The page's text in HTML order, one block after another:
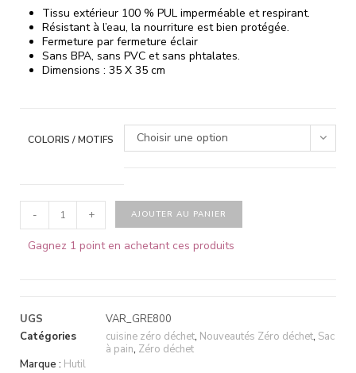
Tissu extérieur 100 % PUL imperméable et respirant.
Résistant à l’eau, la nourriture est bien protégée.
Fermeture par fermeture éclair
Sans BPA, sans PVC et sans phtalates.
Dimensions : 35 X 35 cm
COLORIS / MOTIFS Choisir une option
- + AJOUTER AU PANIER
Gagnez 1 point en achetant ces produits
UGS
VAR_GRE800
Catégories
cuisine zéro déchet, Nouveautés Zéro déchet, Sac
à pain, Zéro déchet
Marque : Hutil